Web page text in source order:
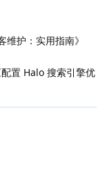
维护：实用指南》
置 Halo 搜索引擎优